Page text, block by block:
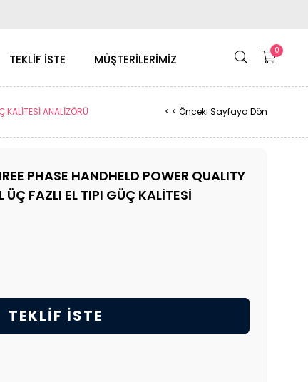
0
TEKLİF İSTE MÜŞTERİLERİMİZ
KALİTESİ ANALİZÖRÜ < < Önceki Sayfaya Dön
PHASE HANDHELD POWER QUALITY
ÜÇ FAZLI EL TIPI GÜÇ KALİTESİ
TEKLIF İSTE